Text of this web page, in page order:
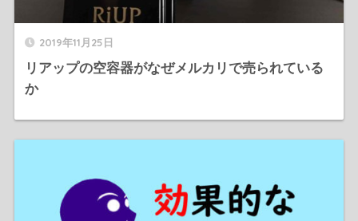
2019年11月25日
リアップの空容器がなぜメルカリで売られている
か